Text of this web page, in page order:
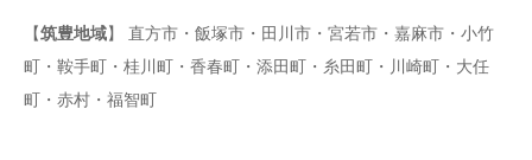
【筑豊地域】 直方市・飯塚市・田川市・宮若市・嘉麻市・小竹
町・鞍手町・桂川町・香春町・添田町・糸田町・川崎町・大任
町・赤村・福智町